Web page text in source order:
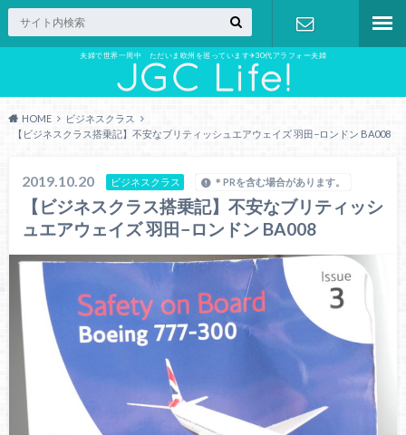
夫婦で世界一周中 ただいま欧州を巡っています✈︎30代アラフォー夫婦
お問い合わ
HOME
ビジネスクラス
【ビジネスクラス搭乗記】不安なブリティッシュエアウェイズ 羽田−ロンドン BA008
2019.10.20 ビジネスクラス ＊PRを含む場合があります。
【ビジネスクラス搭乗記】不安なブリティッシ
ュエアウェイズ 羽田−ロンドン BA008